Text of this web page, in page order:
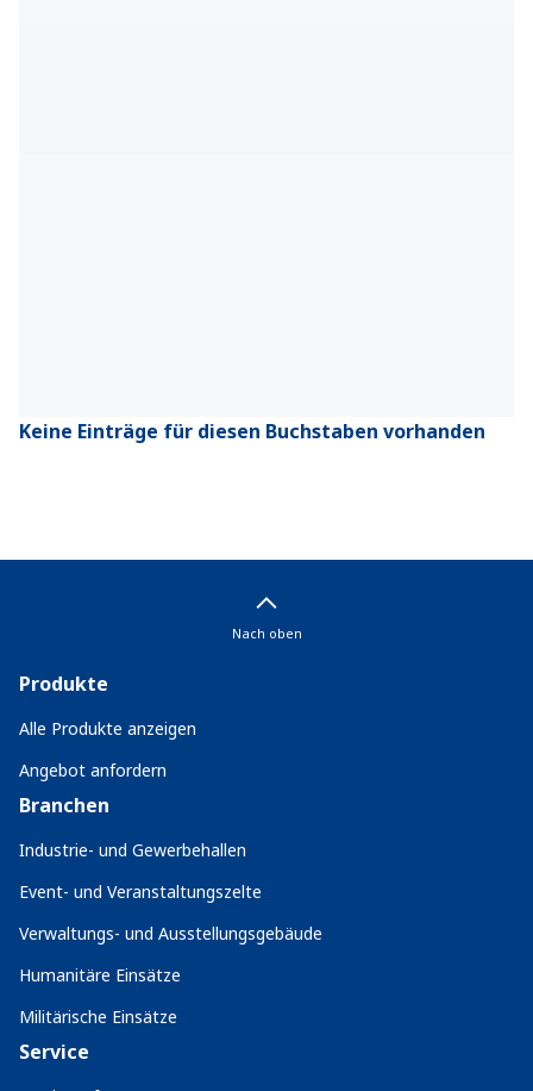
Keine Einträge für diesen Buchstaben vorhanden
Nach oben
Produkte
Alle Produkte anzeigen
Angebot anfordern
Branchen
Industrie- und Gewerbehallen
Event- und Veranstaltungszelte
Verwaltungs- und Ausstellungsgebäude
Humanitäre Einsätze
Militärische Einsätze
Service